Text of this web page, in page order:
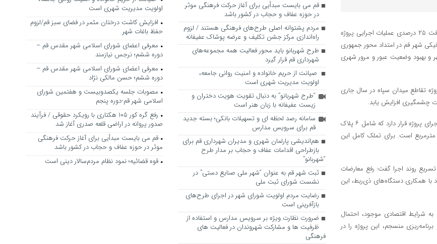
به گزارش روابط عمومی شورای اسلامی شهر مقدس قم، دکترحسن طلایی از پیشرفت ۲۵ درصدی عملیات اجرایی پروژه
شهر قم در امتداد محور جمهوری
و بهبود وضعیت عبور و مرور شهری
تقاطع میدان سپاه در سال جاری
طلایی افزود: در بخش تملک اراضی نیز در مجموع ۲۰۰۵ مترمربع عرصه در مسیر اجرای پروژه قرار دارد که شامل ۶ پلاک
در بخش جنوبی به متراژ ۷۰۵ مترمربع و ۱۳ پلاک در بخش شمالی به متراژ ۱۳۰۰ مترمربع است. برای تملک کامل این
روند اجرا گفت: رفع معارضات
با همکاری دستگاه‌های ذی‌ربط، این
ریال بوده، اما با توجه به شرایط اقتصادی موجود، احتمال
منسجم، این پروژه را در
قم می بایست مبدأیی برای آغاز حرکت فرهنگی موثر
در حوزه عفاف و حجاب در کشور باشد
مردم پشتوانه اصلی طرح‌های فرهنگی هستند / لزوم
راه‌اندازی مرکز جشن تکلیف و عرضه پوشاک عفیفانه
طرح شهربانو باید محور فعالیت همه مجموعه‌های
شهرداری قم قرار گیرد
صیانت از حریم خانواده و امنیت روانی جامعه،
اولویت مدیریت شهری است
“طرح شهربانو” به دنبال تقویت هویت دختران و
زیست عفیفانه با زبان هنر است
سامانه رصد لحظه ای و تسهیلات بانکی؛ بسته جدید
قم برای سرویس مدارس
هم‌اندیشی پارلمان شهری و مدیران شهرداری قم برای
بازطراحی اقدامات عفاف و حجاب بر مدار طرح
“شهربانو”
ثبت شهر قم به عنوان “شهر ملی صنایع دستی” در
نشست شورای ثبت ملی
رضایت مردم اولویت شورای شهر در اجرای طرح‌های
بازآفرینی است
ضرورت نظارت ویژه بر سرویس مدارس و استفاده از
ظرفیت ها و مشارکت شهروندان در فعالیت های
فرهنگی
اولویت مدیریت شهری است
افزایش کاشت درختان مثمر در فضای سبز قم/لزوم
حفظ باغات شهر
معرفی اعضای شورای اسلامی شهر مقدس قم –
دوره ششم؛ نرجس نیازمند
معرفی اعضای شورای اسلامی شهر مقدس قم –
دوره ششم؛ حسن مالکی نژاد
مصوبات جلسه یکصدوبیست و هفتمین شورای
اسلامی شهر قم-دوره پنجم
رفع گره کور ۱۰۵ هکتاری با رویکرد حقوقی / فرآیند
صدور پروانه در اراضی قلعه صدری آغاز شد
قم می بایست مبدأیی برای آغاز حرکت فرهنگی
موثر در حوزه عفاف و حجاب در کشور باشد
قوه قضائیه؛ نمود نظام مردم‌سالار دینی است